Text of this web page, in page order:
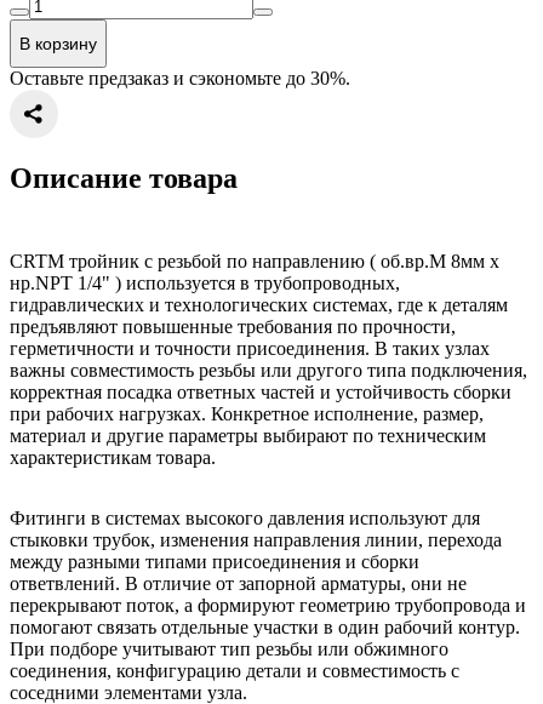
В корзину
Оставьте предзаказ и сэкономьте до 30%.
Описание товара
Фитинги в системах высокого давления используют для
стыковки трубок, изменения направления линии, перехода
между разными типами присоединения и сборки
ответвлений. В отличие от запорной арматуры, они не
перекрывают поток, а формируют геометрию трубопровода и
помогают связать отдельные участки в один рабочий контур.
При подборе учитывают тип резьбы или обжимного
соединения, конфигурацию детали и совместимость с
соседними элементами узла.
CRTM тройник с резьбой по направлению ( об.вр.М 8мм x
нр.NPT 1/4" ) используется в трубопроводных,
гидравлических и технологических системах, где к деталям
предъявляют повышенные требования по прочности,
герметичности и точности присоединения. В таких узлах
важны совместимость резьбы или другого типа подключения,
корректная посадка ответных частей и устойчивость сборки
при рабочих нагрузках. Конкретное исполнение, размер,
материал и другие параметры выбирают по техническим
характеристикам товара.